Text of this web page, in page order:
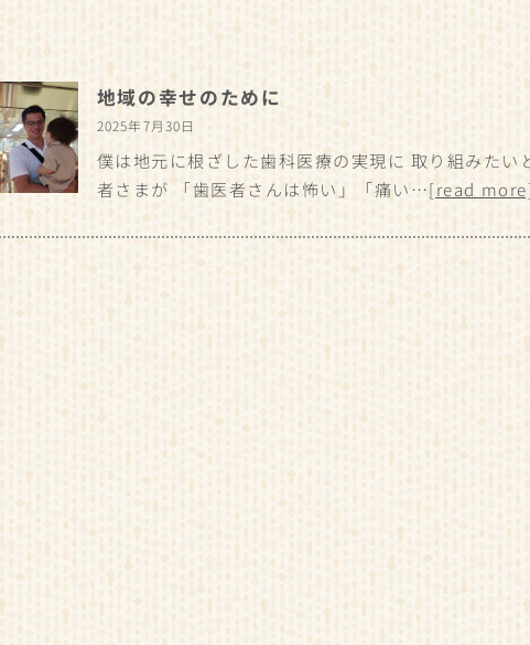
地域の幸せのために
2025年7月30日
僕は地元に根ざした歯科医療の実現に 取り組みたい
者さまが 「歯医者さんは怖い」「痛い…[read